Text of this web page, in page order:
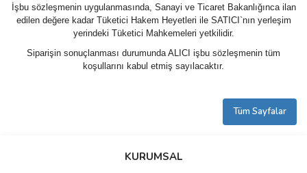
İşbu sözleşmenin uygulanmasında, Sanayi ve Ticaret Bakanlığınca ilan
edilen değere kadar Tüketici Hakem Heyetleri ile SATICI`nın yerleşim
yerindeki Tüketici Mahkemeleri yetkilidir.
Siparişin sonuçlanması durumunda ALICI işbu sözleşmenin tüm
koşullarını kabul etmiş sayılacaktır.
Tüm Sayfalar
KURUMSAL